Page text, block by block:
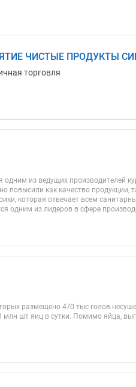
ЧИСТЫЕ ПРОДУКТЫ
торговля
из ведущих производителей
повысили как качество продукции,
которая отвечает всем
одним из лидеров в сфере
размещено 470 тыс голов
млн шт яиц в сутки. Помимо яйца,